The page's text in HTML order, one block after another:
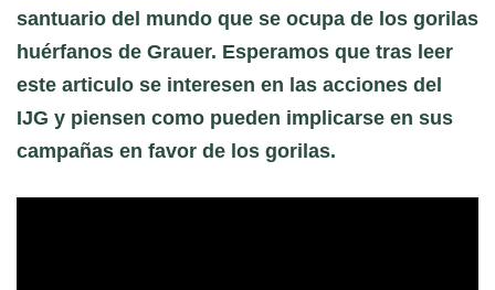
santuario del mundo que se ocupa de los gorilas
huérfanos de Grauer. Esperamos que tras leer
este articulo se interesen en las acciones del
IJG y piensen como pueden implicarse en sus
campañas en favor de los gorilas.